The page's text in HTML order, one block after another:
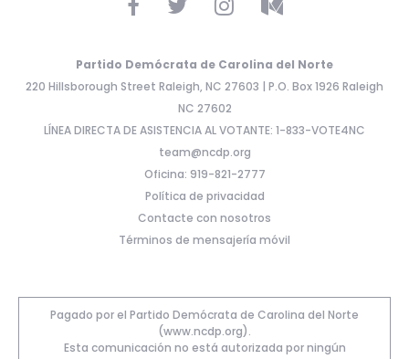
Partido Demócrata de Carolina del Norte
220 Hillsborough Street Raleigh, NC 27603 | P.O. Box 1926 Raleigh
NC 27602
LÍNEA DIRECTA DE ASISTENCIA AL VOTANTE: 1-833-VOTE4NC
team@ncdp.org
Oficina: 919-821-2777
Política de privacidad
Contacte con nosotros
Términos de mensajería móvil
Pagado por el Partido Demócrata de Carolina del Norte
(www.ncdp.org).
Esta comunicación no está autorizada por ningún